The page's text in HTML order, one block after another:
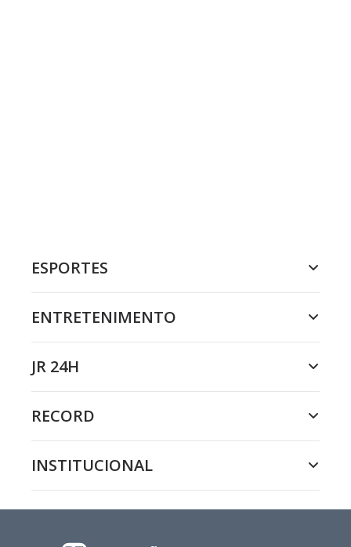
ESPORTES
ENTRETENIMENTO
JR 24H
RECORD
INSTITUCIONAL